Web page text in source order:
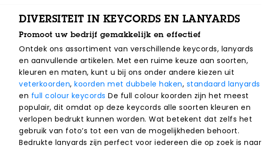
DIVERSITEIT IN KEYCORDS EN LANYARDS
Promoot uw bedrijf gemakkelijk en effectief
Ontdek ons assortiment van verschillende keycords, lanyards
en aanvullende artikelen. Met een ruime keuze aan soorten,
kleuren en maten, kunt u bij ons onder andere kiezen uit
veterkoorden, koorden met dubbele haken, standaard lanyards
en full colour keycords De full colour koorden zijn het meest
populair, dit omdat op deze keycords alle soorten kleuren en
verlopen bedrukt kunnen worden. Wat betekent dat zelfs het
gebruik van foto’s tot een van de mogelijkheden behoort.
Bedrukte lanyards zijn perfect voor iedereen die op zoek is naar